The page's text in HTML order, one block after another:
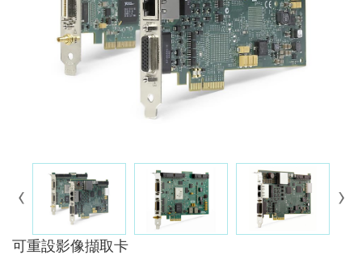
可重設影像擷取卡